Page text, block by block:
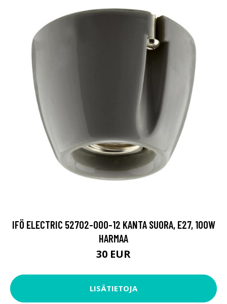
IFÖ ELECTRIC 52702-000-12 KANTA SUORA, E27, 100W
HARMAA
30 EUR
LISÄTIETOJA